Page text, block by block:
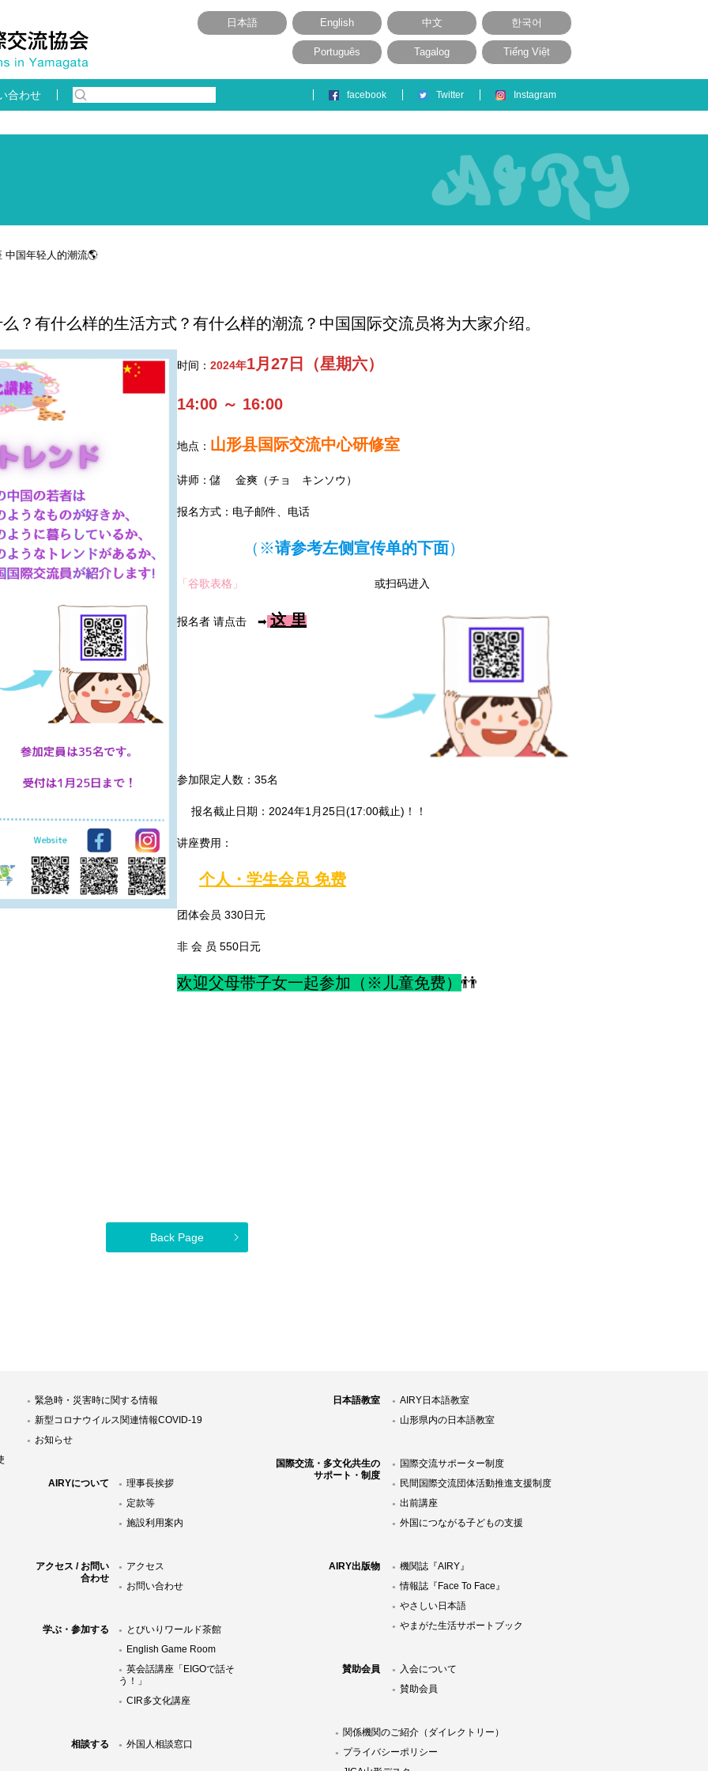
日本語 English 中文 한국어
Português Tagalog Tiếng Việt
合わせ facebook Twitter Instagram
中国年轻人的潮流🌎
？有什么样的生活方式？有什么样的潮流？中国国际交流员将为大家介绍。
时间： 2024年1月27日（星期六）
14:00 ～ 16:00
地点： 山形县国际交流中心研修室
讲师：儲 金爽（チョ キンソウ）
报名方式： 电子邮件、电话
（※请参考左侧宣传单的下面）
「谷歌表格」
报名者 请点击 ➡ 这 里
或扫码进入
参加限定人数：35名
报名截止日期：2024年1月25日(17:00截止)！！
讲座费用：
个人・学生会员 免费
团体会员 330日元
非 会 员 550日元
欢迎父母带子女一起参加（※儿童免费） 👬
Back Page
緊急時・災害時に関する情報
新型コロナウイルス関連情報COVID-19
お知らせ
AIRYについて
理事長挨拶
定款等
施設利用案内
アクセス / お問い
合わせ
アクセス
お問い合わせ
学ぶ・参加する
とびいりワールド茶館
English Game Room
英会話講座「EIGOで話そ
う！」
CIR多文化講座
相談する 外国人相談窓口
日本語教室
AIRY日本語教室
山形県内の日本語教室
国際交流・多文化共生の
サポート・制度
国際交流サポーター制度
民間国際交流団体活動推進支援制度
出前講座
外国につながる子どもの支援
AIRY出版物
機関誌『AIRY』
情報誌『Face To Face』
やさしい日本語
やまがた生活サポートブック
賛助会員
入会について
賛助会員
関係機関のご紹介（ダイレクトリー）
プライバシーポリシー